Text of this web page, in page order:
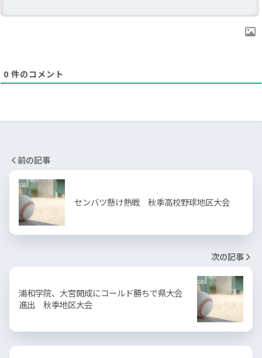
0 件のコメント
前の記事
センバツ懸け熱戦 秋季高校野球地区大会
次の記事
浦和学院、大宮開成にコールド勝ちで県大会
進出 秋季地区大会